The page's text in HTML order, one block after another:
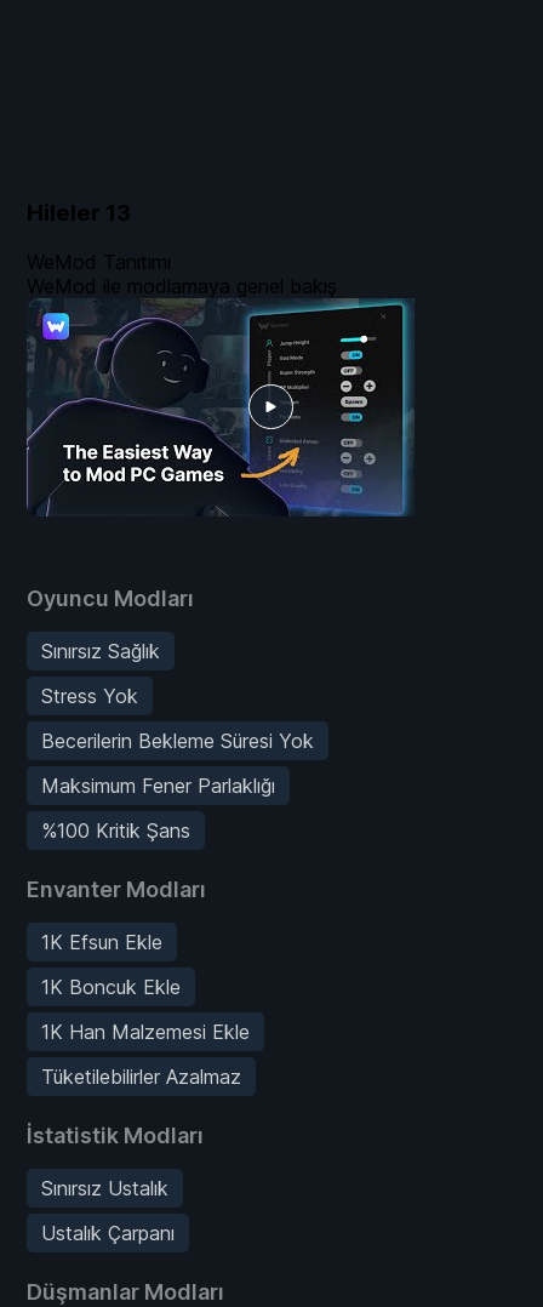
Hileler 13
Oyuncu Modları
Sınırsız Sağlık
Stress Yok
Becerilerin Bekleme Süresi Yok
Maksimum Fener Parlaklığı
%100 Kritik Şans
Envanter Modları
1K Efsun Ekle
1K Boncuk Ekle
1K Han Malzemesi Ekle
Tüketilebilirler Azalmaz
İstatistik Modları
Sınırsız Ustalık
Ustalık Çarpanı
Düşmanlar Modları
WeMod Tanıtımı
WeMod ile modlamaya genel bakış